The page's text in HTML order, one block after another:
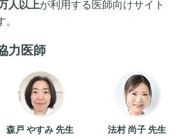
人以上が利用する医師向けサイト
力医師
森戸 やすみ 先生 法村 尚子 先生